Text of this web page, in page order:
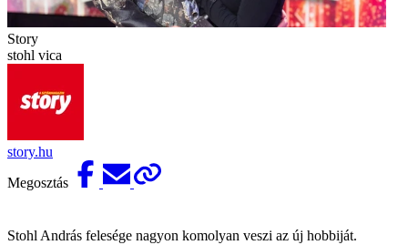
Story
stohl vica
story.hu
Megosztás
Stohl András felesége nagyon komolyan veszi az új hobbiját.